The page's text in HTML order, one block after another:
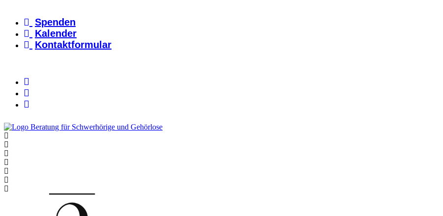
springen Spenden
Kalender
Kontaktformular